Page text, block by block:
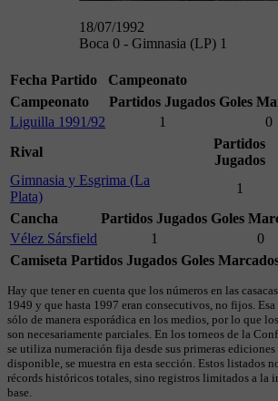
18/07/1992
Boca 0 - Gimnasia (LP) 1
Fecha Partido
Campeonato
Campeonato
Partidos Jugados Goles
Liguilla 1991/92
1
0
Rival
Partidos
Jugados
Gimnasia y Esgrima (La
Plata)
1
Cancha
Partidos Jugados Goles
Vélez Sársfield
1
0
Camiseta Partidos Jugados Goles
Hay que tener en cuenta que los números en las
1949 y que hasta 1997 eran consecutivos, no fijos.
sólo de manera esporádica en los medios, por lo que
son necesariamente parciales. En los torneos de la
se utiliza numeración fija desde sus primeras ediciones
disponible, se muestra en esta sección. Estos listados
récords históricos totales, sino registros limitados a la
base.